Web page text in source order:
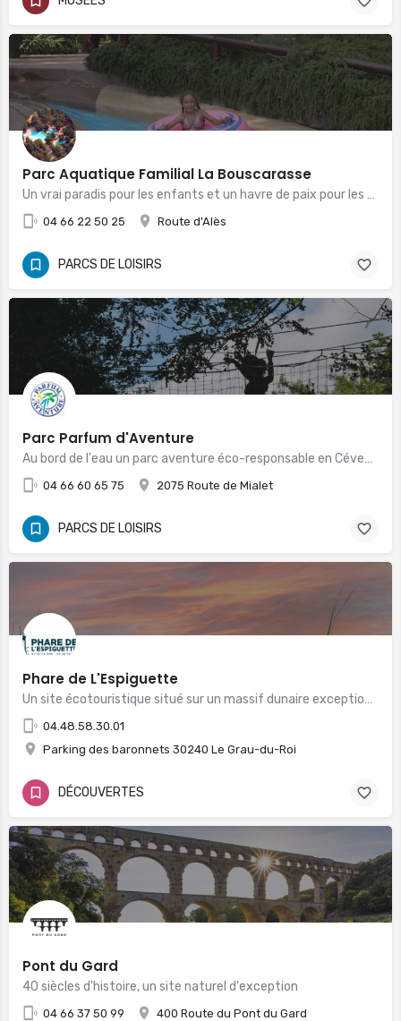
Parc Aquatique Familial La Bouscarasse
Un vrai paradis pour les enfants et un havre de paix pour les parents
04 66 22 50 25 Route d'Alès
PARCS DE LOISIRS
Parc Parfum d'Aventure
Au bord de l'eau un parc aventure éco-responsable en Cévennes
04 66 60 65 75 2075 Route de Mialet
PARCS DE LOISIRS
Phare de L'Espiguette
Un site écotouristique situé sur un massif dunaire exceptionnel et un panorama à couper le souffle !
04.48.58.30.01
Parking des baronnets 30240 Le Grau-du-Roi
DÉCOUVERTES
Pont du Gard
40 siècles d'histoire, un site naturel d'exception
04 66 37 50 99 400 Route du Pont du Gard